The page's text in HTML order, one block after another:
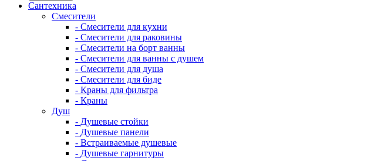
Сантехника
Смесители
- Смесители для кухни
- Смесители для раковины
- Смесители на борт ванны
- Смесители для ванны с душем
- Смесители для душа
- Смесители для биде
- Краны для фильтра
- Краны
Душ
- Душевые стойки
- Душевые панели
- Встраиваемые душевые
- Душевые гарнитуры